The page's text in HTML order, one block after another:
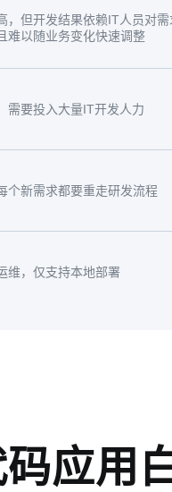
，但开发结果依赖IT人员对需
难以随业务变化快速调整
需要投入大量IT开发人力
个新需求都要重走研发流程
维，仅支持本地部署
应用